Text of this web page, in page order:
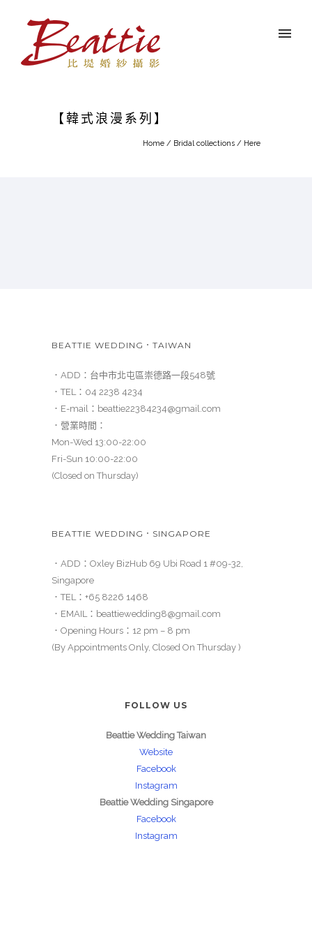
【韓式浪漫系列】
Home / Bridal collections / Here
BEATTIE WEDDING．TAIWAN
．ADD： 台中市北屯區崇德路一段548號
．TEL： 04 2238 4234
．E-mail： beattie22384234@gmail.com
．營業時間：
Mon-Wed 13:00-22:00
Fri-Sun 10:00-22:00
(Closed on Thursday)
BEATTIE WEDDING．SINGAPORE
．ADD：Oxley BizHub 69 Ubi Road 1 #09-32,
Singapore
．TEL： +65 8226 1468
．EMAIL： beattiewedding8@gmail.com
．Opening Hours：12 pm – 8 pm
(By Appointments Only, Closed On Thursday )
FOLLOW US
Beattie Wedding Taiwan
Website
Facebook
Instagram
Beattie Wedding Singapore
Facebook
Instagram